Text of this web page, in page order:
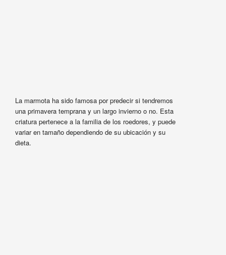
La marmota ha sido famosa por predecir si tendremos
una primavera temprana y un largo invierno o no. Esta
criatura pertenece a la familia de los roedores, y puede
variar en tamaño dependiendo de su ubicación y su
dieta.